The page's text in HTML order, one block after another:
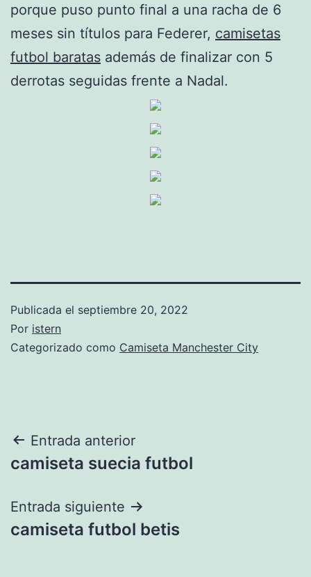
porque puso punto final a una racha de 6
meses sin títulos para Federer, camisetas
futbol baratas además de finalizar con 5
derrotas seguidas frente a Nadal.
Publicada el septiembre 20, 2022
Por istern
Categorizado como Camiseta Manchester City
Navegación
de
entradas
Entrada anterior
camiseta suecia futbol
Entrada siguiente
camiseta futbol betis